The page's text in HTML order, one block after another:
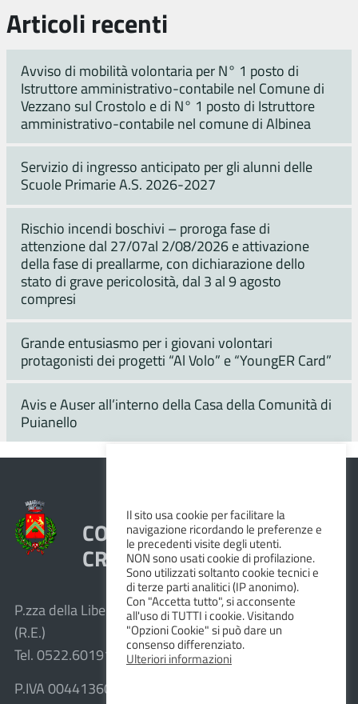
Articoli recenti
Avviso di mobilità volontaria per N° 1 posto di
Istruttore amministrativo-contabile nel Comune di
Vezzano sul Crostolo e di N° 1 posto di Istruttore
amministrativo-contabile nel comune di Albinea
Servizio di ingresso anticipato per gli alunni delle
Scuole Primarie A.S. 2026-2027
Rischio incendi boschivi – proroga fase di
attenzione dal 27/07al 2/08/2026 e attivazione
della fase di preallarme, con dichiarazione dello
stato di grave pericolosità, dal 3 al 9 agosto
compresi
Grande entusiasmo per i giovani volontari
protagonisti dei progetti “Al Volo” e “YoungER Card”
Avis e Auser all’interno della Casa della Comunità di
Puianello
COMUNE DI VEZZANO SUL
CROSTOLO
P.zza della Libertà, 1 – 42030 Vezzano sul Crostolo
(R.E.)
Tel. 0522.601911 – Fax 0522.601947
P.IVA 00441360351
Il sito usa cookie per facilitare la
navigazione ricordando le preferenze e
le precedenti visite degli utenti.
NON sono usati cookie di profilazione.
Sono utilizzati soltanto cookie tecnici e
di terze parti analitici (IP anonimo).
Con "Accetta tutto", si acconsente
all'uso di TUTTI i cookie. Visitando
"Opzioni Cookie" si può dare un
consenso differenziato.
Ulteriori informazioni